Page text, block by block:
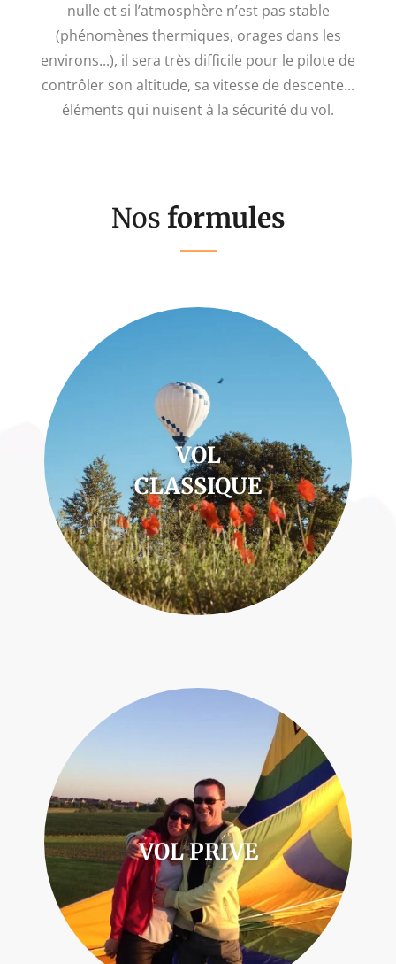
nulle et si l’atmosphère n’est pas stable
(phénomènes thermiques, orages dans les
environs...), il sera très difficile pour le pilote de
contrôler son altitude, sa vitesse de descente...
éléments qui nuisent à la sécurité du vol.
Nos formules
VOL
CLASSIQUE
VOL PRIVE